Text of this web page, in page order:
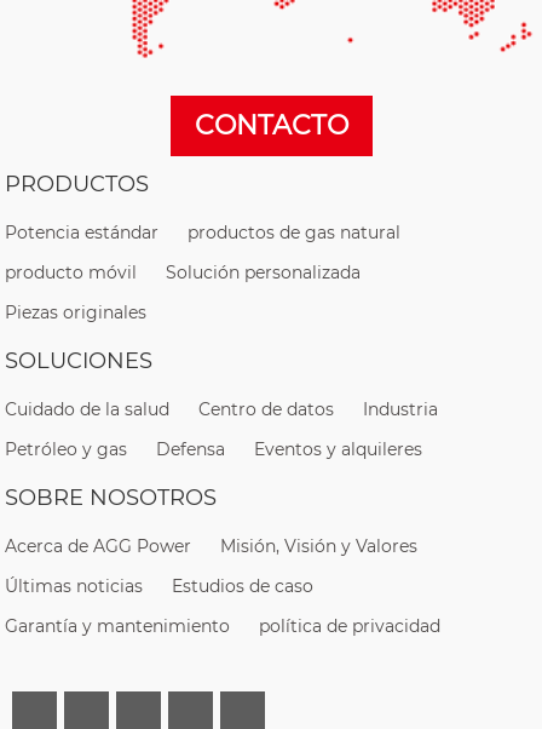
CONTACTO
PRODUCTOS
Potencia estándar
productos de gas natural
producto móvil
Solución personalizada
Piezas originales
SOLUCIONES
Cuidado de la salud Centro de datos
Industria
Petróleo y gas
Defensa Eventos y alquileres
SOBRE NOSOTROS
Acerca de AGG Power
Misión, Visión y Valores
Últimas noticias
Estudios de caso
Garantía y mantenimiento
política de privacidad